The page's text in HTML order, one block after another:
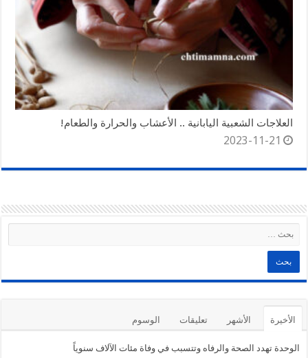
العلاجات الشعبية اليابانية .. الأعشاب والحرارة والطعام!
2023-11-21
الأخيرة الأشهر تعليقات الوسوم
الوحدة تهدد الصحة والرفاه وتتسبب في وفاة مئات الآلاف سنوياً